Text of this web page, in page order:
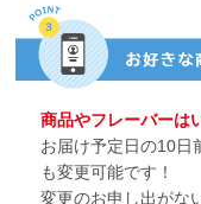
商品やフレーバーは
お届け予定日の10日
も変更可能です！
変更のお申し出がな